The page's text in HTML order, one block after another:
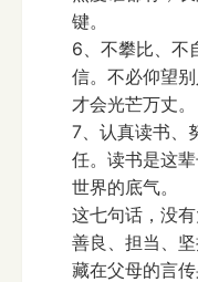
键。
6、不攀比、不
信。不必仰望
才会光芒万丈。
7、认真读书、
任。读书是这
世界的底气。
这七句话，没
善良、担当、
藏在父母的言